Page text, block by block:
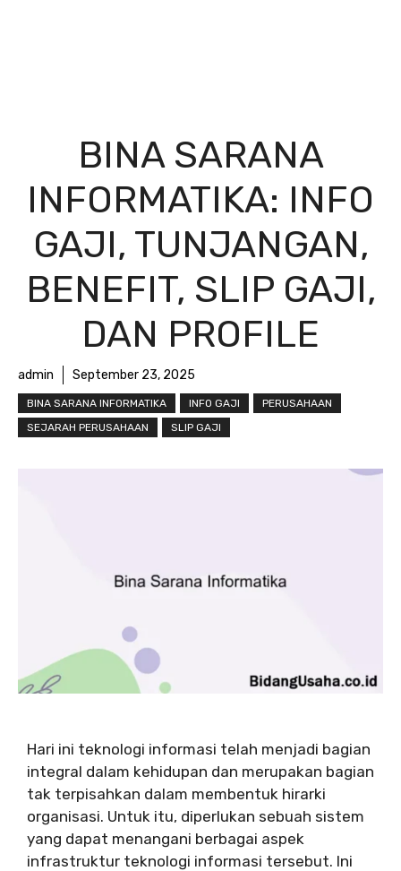
BINA SARANA
INFORMATIKA: INFO
GAJI, TUNJANGAN,
BENEFIT, SLIP GAJI,
DAN PROFILE
admin September 23, 2025
BINA SARANA INFORMATIKA INFO GAJI
PERUSAHAAN
SEJARAH PERUSAHAAN
SLIP GAJI
Hari ini teknologi informasi telah menjadi bagian
integral dalam kehidupan dan merupakan bagian
tak terpisahkan dalam membentuk hirarki
organisasi. Untuk itu, diperlukan sebuah sistem
yang dapat menangani berbagai aspek
infrastruktur teknologi informasi tersebut. Ini